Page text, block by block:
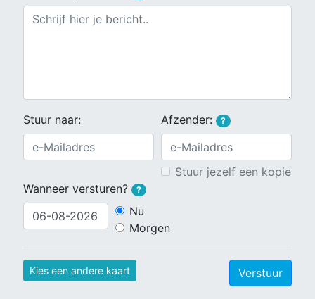
Stuur naar: Afzender: ?
Stuur jezelf een kopie
Wanneer versturen?
?
Nu
Morgen
Kies een andere kaart Verstuur